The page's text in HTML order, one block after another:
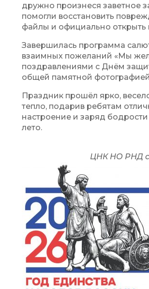
дружно произнеся заветное
помогли восстановить
файлы и официально открыть
Завершилась программа
взаимных пожеланий «Мы
поздравлениями с Днём
общей памятной
Праздник прошёл ярко,
тепло, подарив ребятам
настроение и заряд бодрости
лето.
ЦНК НО РНД